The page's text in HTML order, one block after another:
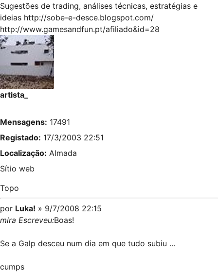
Sugestões de trading, análises técnicas, estratégias e
ideias http://sobe-e-desce.blogspot.com/
http://www.gamesandfun.pt/afiliado&id=28
artista_
Mensagens: 17491
Registado: 17/3/2003 22:51
Localização: Almada
Sítio web
Topo
por Luka! » 9/7/2008 22:15
mlra Escreveu:Boas!
Se a Galp desceu num dia em que tudo subiu ...
cumps